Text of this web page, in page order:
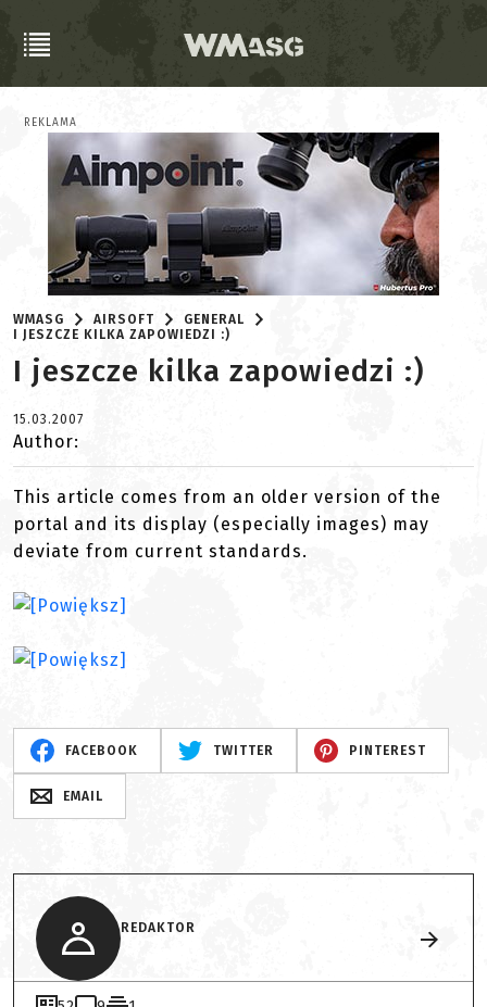
REKLAMA
WMASG AIRSOFT
GENERAL
I JESZCZE KILKA ZAPOWIEDZI :)
I jeszcze kilka zapowiedzi :)
15.03.2007
Author:
This article comes from an older version of the
portal and its display (especially images) may
deviate from current standards.
FACEBOOK TWITTER PINTEREST
EMAIL
REDAKTOR